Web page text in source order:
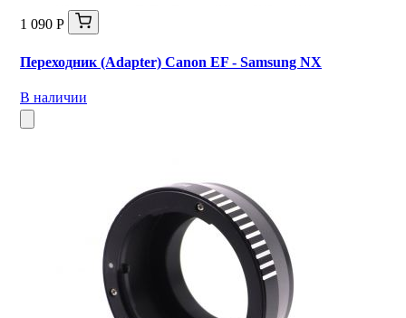
1 090 Р
Переходник (Adapter) Canon EF - Samsung NX
В наличии